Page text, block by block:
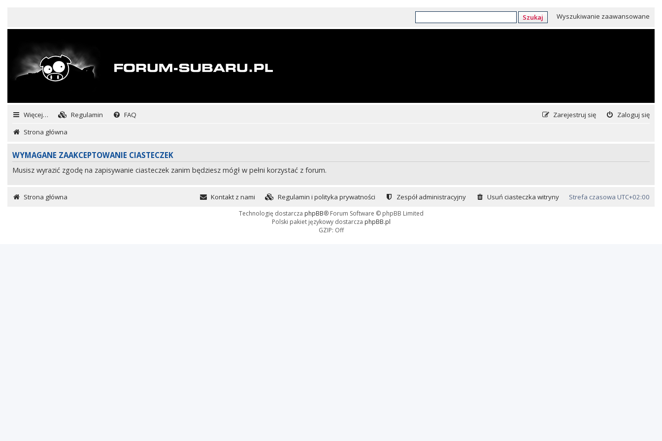
Szukaj Wyszukiwanie zaawansowane
Więcej… Regulamin FAQ Zaloguj się
Zarejestruj się
Strona główna
WYMAGANE ZAAKCEPTOWANIE CIASTECZEK
Musisz wyrazić zgodę na zapisywanie ciasteczek zanim będziesz mógł w pełni korzystać z forum.
Strona główna Strefa czasowa UTC+02:00
Usuń ciasteczka witryny
Zespół administracyjny
Regulamin i polityka prywatności
Kontakt z nami
Technologię dostarcza phpBB® Forum Software © phpBB Limited
Polski pakiet językowy dostarcza phpBB.pl
GZIP: Off